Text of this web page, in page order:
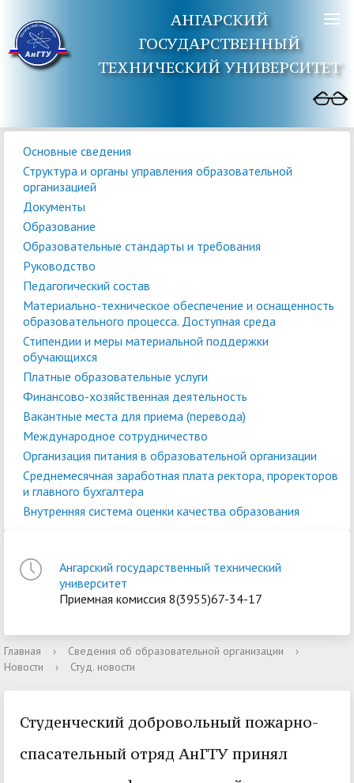
АНГАРСКИЙ
ГОСУДАРСТВЕННЫЙ
ТЕХНИЧЕСКИЙ УНИВЕРСИТЕТ
Основные сведения
Структура и органы управления образовательной
организацией
Документы
Образование
Образовательные стандарты и требования
Руководство
Педагогический состав
Материально-техническое обеспечение и оснащенность
образовательного процесса. Доступная среда
Стипендии и меры материальной поддержки
обучающихся
Платные образовательные услуги
Финансово-хозяйственная деятельность
Вакантные места для приема (перевода)
Международное сотрудничество
Организация питания в образовательной организации
Среднемесячная заработная плата ректора, проректоров
и главного бухгалтера
Внутренняя система оценки качества образования
Ангарский государственный технический
университет
Приемная комиссия 8(3955)67-34-17
Главная › Сведения об образовательной организации
›
Новости
› Студ. новости
Студенческий добровольный пожарно-
спасательный отряд АнГТУ принял